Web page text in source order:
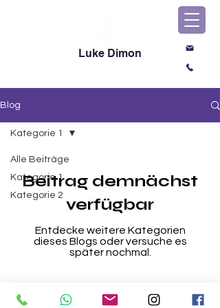
Luke Dimon
Blog
Alle Beiträge
Kategorie 1
Kategorie 2
Kategorie 1
Beitrag demnächst
verfügbar
Entdecke weitere Kategorien
dieses Blogs oder versuche es
später nochmal.